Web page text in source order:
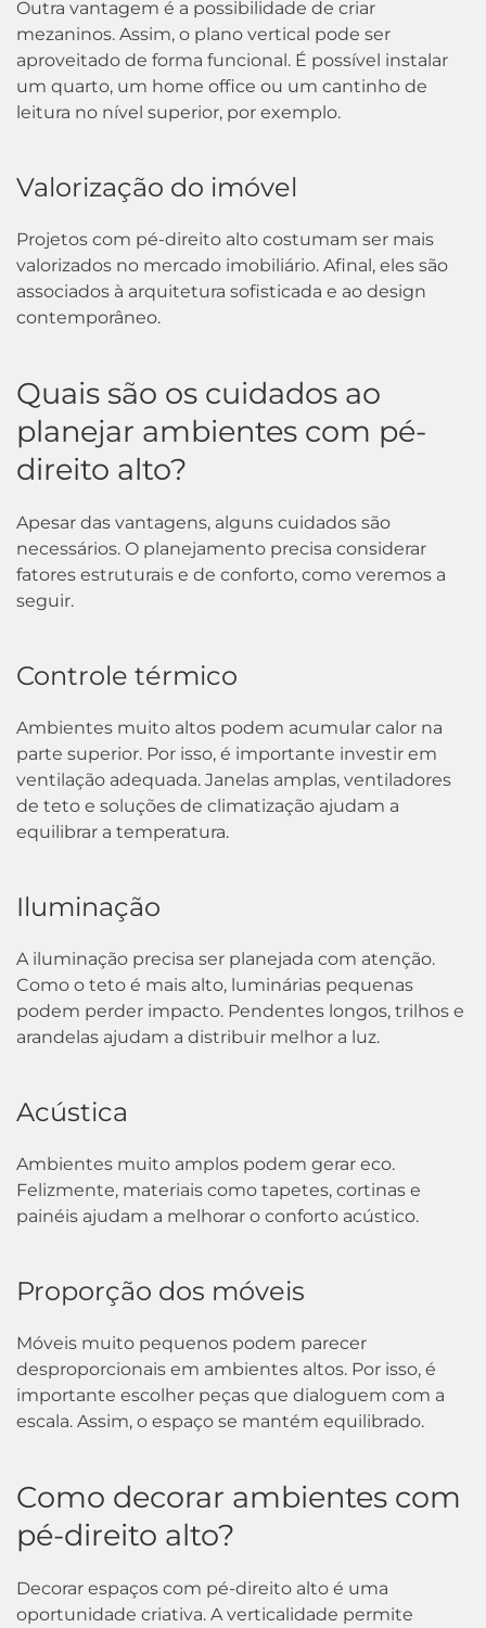
Outra vantagem é a possibilidade de criar
mezaninos. Assim, o plano vertical pode ser
aproveitado de forma funcional. É possível instalar
um quarto, um home office ou um cantinho de
leitura no nível superior, por exemplo.
Valorização do imóvel
Projetos com pé-direito alto costumam ser mais
valorizados no mercado imobiliário. Afinal, eles são
associados à arquitetura sofisticada e ao design
contemporâneo.
Quais são os cuidados ao
planejar ambientes com pé-
direito alto?
Apesar das vantagens, alguns cuidados são
necessários. O planejamento precisa considerar
fatores estruturais e de conforto, como veremos a
seguir.
Controle térmico
Ambientes muito altos podem acumular calor na
parte superior. Por isso, é importante investir em
ventilação adequada. Janelas amplas, ventiladores
de teto e soluções de climatização ajudam a
equilibrar a temperatura.
Iluminação
A iluminação precisa ser planejada com atenção.
Como o teto é mais alto, luminárias pequenas
podem perder impacto. Pendentes longos, trilhos e
arandelas ajudam a distribuir melhor a luz.
Acústica
Ambientes muito amplos podem gerar eco.
Felizmente, materiais como tapetes, cortinas e
painéis ajudam a melhorar o conforto acústico.
Proporção dos móveis
Móveis muito pequenos podem parecer
desproporcionais em ambientes altos. Por isso, é
importante escolher peças que dialoguem com a
escala. Assim, o espaço se mantém equilibrado.
Como decorar ambientes com
pé-direito alto?
Decorar espaços com pé-direito alto é uma
oportunidade criativa. A verticalidade permite